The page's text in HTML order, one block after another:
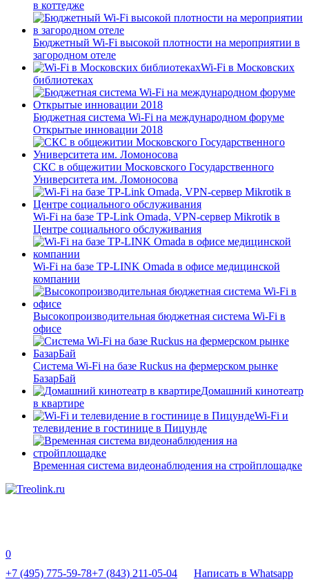
в коттедже
Бюджетный Wi-Fi высокой плотности на мероприятии в
загородном отеле
Wi-Fi в Московских
библиотеках
Бюджетная система Wi-Fi на международном форуме
Открытые инновации 2018
СКС в общежитии Московского Государственного
Университета им. Ломоносова
Wi-Fi на базе TP-Link Omada, VPN-сервер Mikrotik в
Центре социального обслуживания
Wi-Fi на базе TP-LINK Omada в офисе медицинской
компании
Высокопроизводительная бюджетная система Wi-Fi в
офисе
Система Wi-Fi на базе Ruckus на фермерском рынке
БазарБай
Домашний кинотеатр
в квартире
Wi-Fi и
телевидение в гостинице в Пицунде
Временная система видеонаблюдения на стройплощадке
0
+7 (495) 775-59-78+7 (843) 211-05-04
Написать в Whatsapp